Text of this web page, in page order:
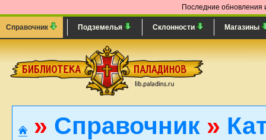
Последние обновления
Справочник Подземелья Склонности Магазины
» Справочник »